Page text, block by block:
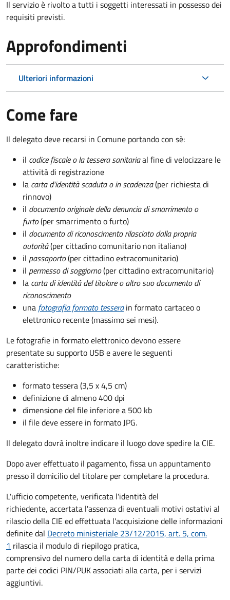
Il servizio è rivolto a tutti i soggetti interessati in possesso dei
requisiti previsti.
Approfondimenti
Ulteriori informazioni
Come fare
Il delegato deve recarsi in Comune portando con sè:
il codice fiscale o la tessera sanitariaal fine di velocizzare le
attività di registrazione
la carta d'identità scaduta o in scadenza(per richiesta di
rinnovo)
il documento originale della denuncia di smarrimento o
furto(per smarrimento o furto)
il documento di riconoscimento rilasciato dalla propria
autorità(per cittadino comunitario non italiano)
il passaporto(per cittadino extracomunitario)
il permesso di soggiorno(per cittadino extracomunitario)
la carta di identità del titolare o altro suo documento di
riconoscimento
una fotografia formato tessera in formato cartaceo o
elettronico recente (massimo sei mesi).
Le fotografie in formato elettronico devono essere
presentate su supporto USB e avere le seguenti
caratteristiche:
formato tessera (3,5 x 4,5 cm)
definizione di almeno 400 dpi
dimensione del file inferiore a 500 kb
il file deve essere in formato JPG.
Il delegato dovrà inoltre indicare il luogo dove spedire la CIE.
Dopo aver effettuato il pagamento, fissa un appuntamento
presso il domicilio del titolare per completare la procedura.
L'ufficio competente, verificata l'identità del
richiedente, accertata l'assenza di eventuali motivi ostativi al
rilascio della CIE ed effettuata l'acquisizione delle informazioni
definite dal Decreto ministeriale 23/12/2015, art. 5, com.
1 rilascia il modulo di riepilogo pratica,
comprensivo del numero della carta di identità e della prima
parte dei codici PIN/PUK associati alla carta, per i servizi
aggiuntivi.